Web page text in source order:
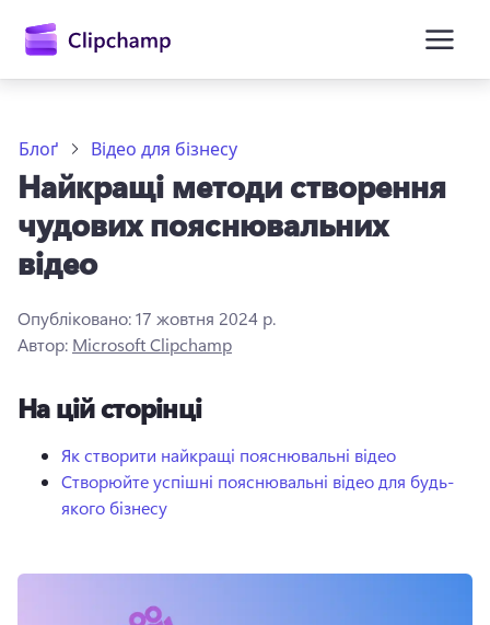
вмісту
Увійти
Блоґ Відео для бізнесу
Найкращі методи створення
чудових пояснювальних
відео
Опубліковано:17 жовтня 2024 р.
Автор: Microsoft Clipchamp
На цій сторінці
Як створити найкращі пояснювальні відео
Створюйте успішні пояснювальні відео для будь-
якого бізнесу